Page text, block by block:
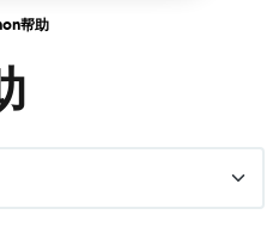
帮助